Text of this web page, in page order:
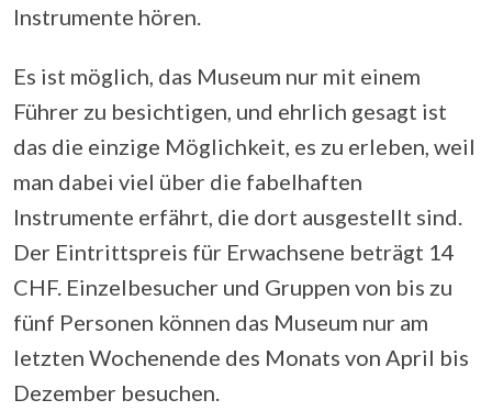
Instrumente hören.
Es ist möglich, das Museum nur mit einem
Führer zu besichtigen, und ehrlich gesagt ist
das die einzige Möglichkeit, es zu erleben, weil
man dabei viel über die fabelhaften
Instrumente erfährt, die dort ausgestellt sind.
Der Eintrittspreis für Erwachsene beträgt 14
CHF. Einzelbesucher und Gruppen von bis zu
fünf Personen können das Museum nur am
letzten Wochenende des Monats von April bis
Dezember besuchen.